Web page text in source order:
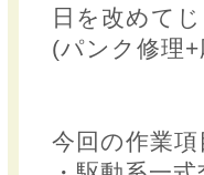
日を改めて
(パンク修理
今回の作業項